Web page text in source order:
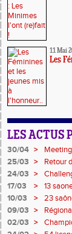
11 Mai
Les
LES ACTUS
30/04 >
25/03 >
Retour
24/03 >
17/03
>
13
10/03 >
23
Cross !
09/03 >
l'affiche
02/03 >